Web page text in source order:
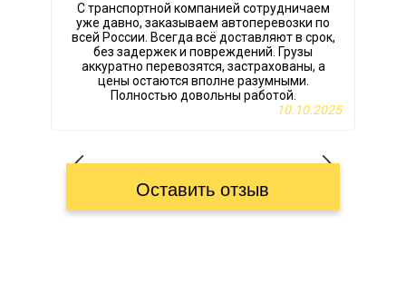
С транспортной компанией сотрудничаем
уже давно, заказываем автоперевозки по
всей России. Всегда всё доставляют в срок,
без задержек и повреждений. Грузы
аккуратно перевозятся, застрахованы, а
цены остаются вполне разумными.
Полностью довольны работой.
10.10.2025
Оставить отзыв